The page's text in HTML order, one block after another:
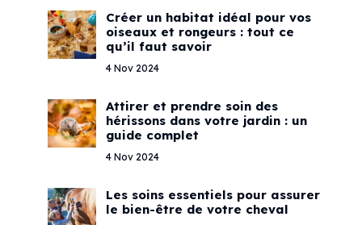
Créer un habitat idéal pour vos
oiseaux et rongeurs : tout ce
qu’il faut savoir
4 Nov 2024
Attirer et prendre soin des
hérissons dans votre jardin : un
guide complet
4 Nov 2024
Les soins essentiels pour assurer
le bien-être de votre cheval